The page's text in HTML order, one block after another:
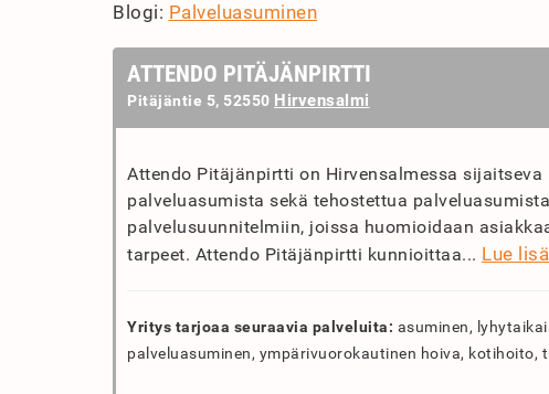
Blogi: Palveluasuminen
ATTENDO PITÄJÄNPIRTTI
Pitäjäntie 5, 52550 Hirvensalmi
Attendo Pitäjänpirtti on Hirvensalmessa
palveluasumista sekä tehostettua
palvelusuunnitelmiin, joissa huomioidaan
tarpeet. Attendo Pitäjänpirtti kunnioittaa... Lue
Yritys tarjoaa seuraavia palveluita: asuminen,
palveluasuminen, ympärivuorokautinen hoiva, kotihoito,